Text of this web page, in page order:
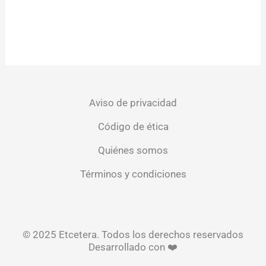
Aviso de privacidad
Código de ética
Quiénes somos
Términos y condiciones
© 2025 Etcetera. Todos los derechos reservados
Desarrollado con ❤️